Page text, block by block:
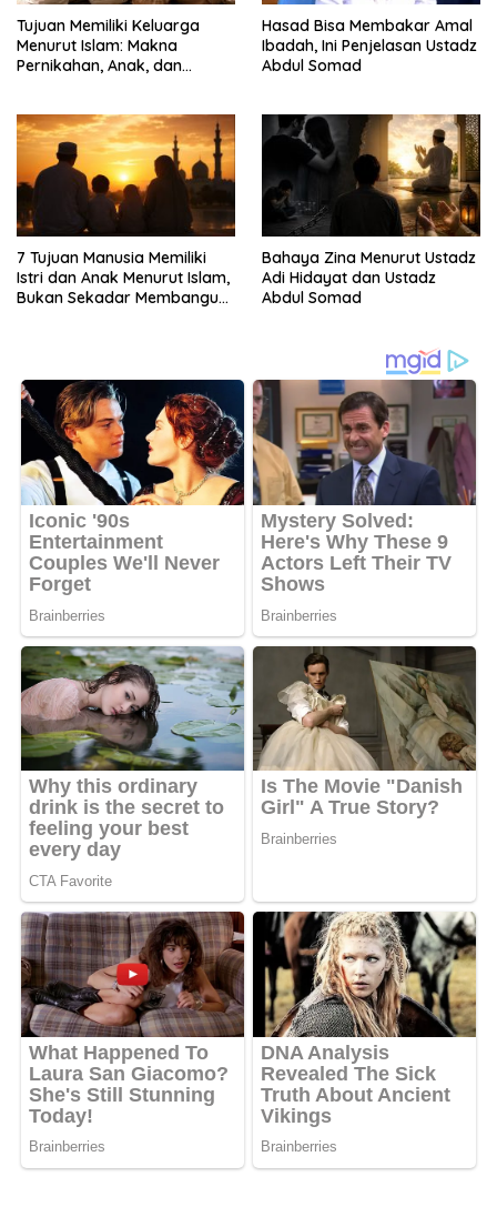
Tujuan Memiliki Keluarga
Menurut Islam: Makna
Pernikahan, Anak, dan
Hasad Bisa Membakar Amal
Ibadah, Ini Penjelasan Ustadz
Abdul Somad
7 Tujuan Manusia Memiliki
Istri dan Anak Menurut Islam,
Bukan Sekadar Membangun
Bahaya Zina Menurut Ustadz
Adi Hidayat dan Ustadz
Abdul Somad